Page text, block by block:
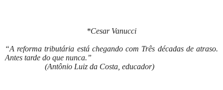
*Cesar Vanucci
“A reforma tributária está chegando com Três décadas de atraso.
Antes tarde do que nunca.”
(Antônio Luiz da Costa, educador)